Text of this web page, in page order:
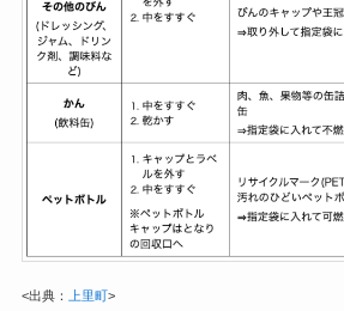
<出典： 上里町>